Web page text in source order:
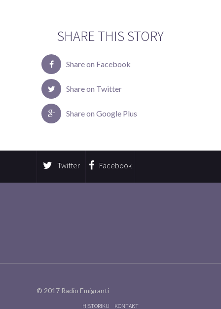
SHARE THIS STORY
Share on Facebook
Share on Twitter
Share on Google Plus
Twitter Facebook
© 2017 Radio Emigranti
HISTORIKU KONTAKT